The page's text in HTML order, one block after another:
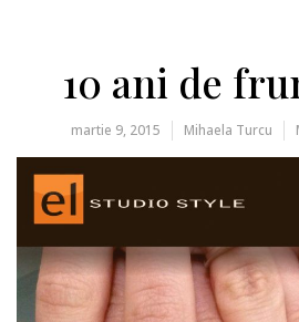
10 ani de
martie 9, 2015 Mihaela Turcu